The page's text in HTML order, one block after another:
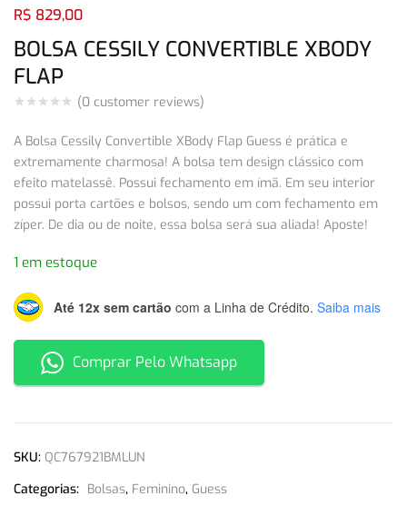
BOLSA CESSILY CONVERTIBLE XBODY
FLAP
(0 customer reviews)
R$ 829,00
A Bolsa Cessily Convertible XBody Flap Guess é prática e
extremamente charmosa! A bolsa tem design clássico com
efeito matelassê. Possui fechamento em ímã. Em seu interior
possui porta cartões e bolsos, sendo um com fechamento em
zíper. De dia ou de noite, essa bolsa será sua aliada! Aposte!
1 em estoque
Até 12x sem cartão com a Linha de Crédito. Saiba mais
Comprar Pelo Whatsapp
SKU: QC767921BMLUN
Categorias: Bolsas, Feminino, Guess